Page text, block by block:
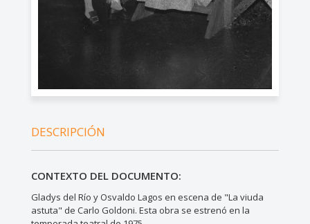
DESCRIPCIÓN
CONTEXTO DEL DOCUMENTO:
Gladys del Río y Osvaldo Lagos en escena de "La viuda
astuta" de Carlo Goldoni. Esta obra se estrenó en la